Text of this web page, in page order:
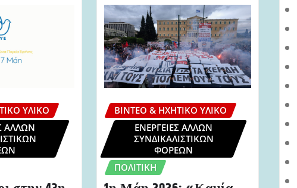
ΥΛΙΚΌ
ΆΛΛΩΝ
ΒΊΝΤΕΟ & ΗΧΗΤΙΚΌ ΥΛΙΚΌ
ΕΝΈΡΓΕΙΕΣ ΆΛΛΩΝ
ΣΥΝΔΙΚΑΛΙΣΤΙΚΏΝ
ΦΟΡΈΩΝ
ΠΟΛΙΤΙΚΉ